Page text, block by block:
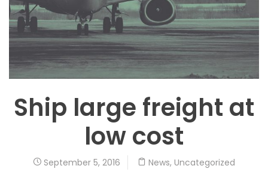
Ship large freight at
low cost
September 5, 2016 News, Uncategorized